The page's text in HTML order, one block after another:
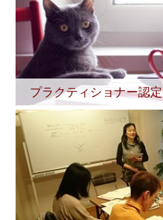
プラクティショナー認定